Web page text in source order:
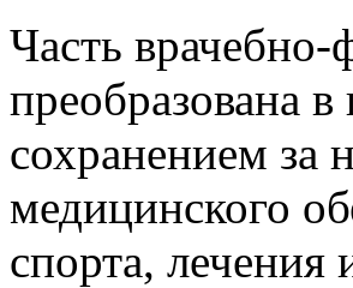
Часть врачебно-
преобразована
сохранением за
медицинского
спорта,